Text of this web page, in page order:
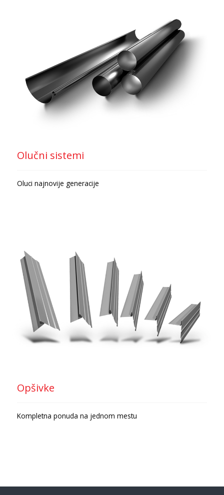
Olučni sistemi
Oluci najnovije generacije
Opšivke
Kompletna ponuda na jednom mestu